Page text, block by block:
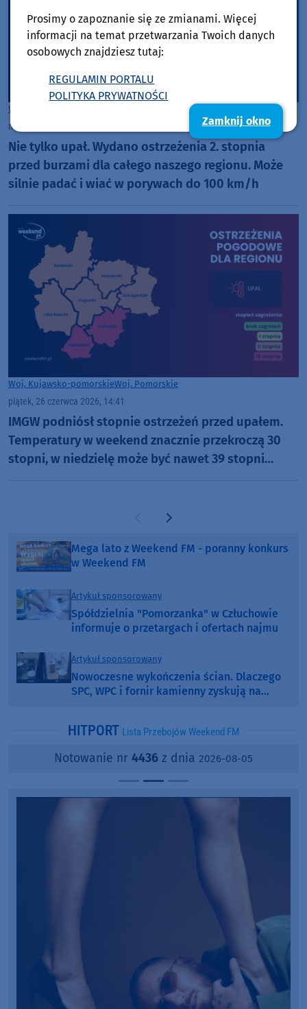
Woj. Kujawsko-pomorskie
niedziela, 28 czerwca 2026, 09:02
Nie tylko upał. Wydano ostrzeżenia 2. stopnia
przed burzami dla całego naszego regionu. Może
silnie padać i wiać w porywach do 100 km/h
Woj. Kujawsko-pomorskieWoj. Pomorskie
piątek, 26 czerwca 2026, 14:41
IMGW podniósł stopnie ostrzeżeń przed upałem.
Temperatury w weekend znacznie przekroczą 30
stopni, w niedzielę może być nawet 39 stopni
Poprzednia strona
Następna strona
Mega lato z Weekend FM - poranny konkurs
w Weekend FM
Artykuł sponsorowany
Spółdzielnia "Pomorzanka" w Człuchowie
informuje o przetargach i ofertach najmu
Artykuł sponsorowany
Nowoczesne wykończenia ścian. Dlaczego
SPC, WPC i fornir kamienny zyskują na
HITPORT Lista Przebojów Weekend FM
Notowanie nr 4436 z dnia 2026-08-05
Prosimy o zapoznanie się ze zmianami. Więcej
informacji na temat przetwarzania Twoich danych
osobowych znajdziesz tutaj:
REGULAMIN PORTALU
POLITYKA PRYWATNOŚCI
Zamknij okno